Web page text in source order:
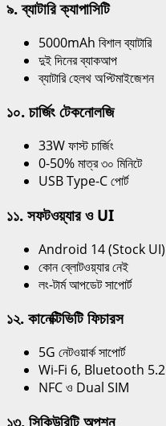
৯. ব্যাটারি ক্যাপাসিটি
5000mAh বিশাল ব্যাটারি
দুই দিনের ব্যাকআপ
ব্যাটারি হেলথ অপ্টিমাইজেশন
১০. চার্জিং টেকনোলজি
33W ফাস্ট চার্জিং
0-50% মাত্র ৩০ মিনিটে
USB Type-C পোর্ট
১১. সফটওয়্যার ও UI
Android 14 (Stock UI)
কোন ব্লোটওয়্যার নেই
লং-টার্ম আপডেট সাপোর্ট
১২. কানেক্টিভিটি ফিচারস
5G নেটওয়ার্ক সাপোর্ট
Wi-Fi 6, Bluetooth 5.2
NFC ও Dual SIM
১৩. সিকিউরিটি অপশন